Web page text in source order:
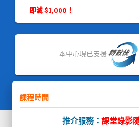
即減 $1,000！
本中心現已支援
課程時間
推介服務： 課堂錄影